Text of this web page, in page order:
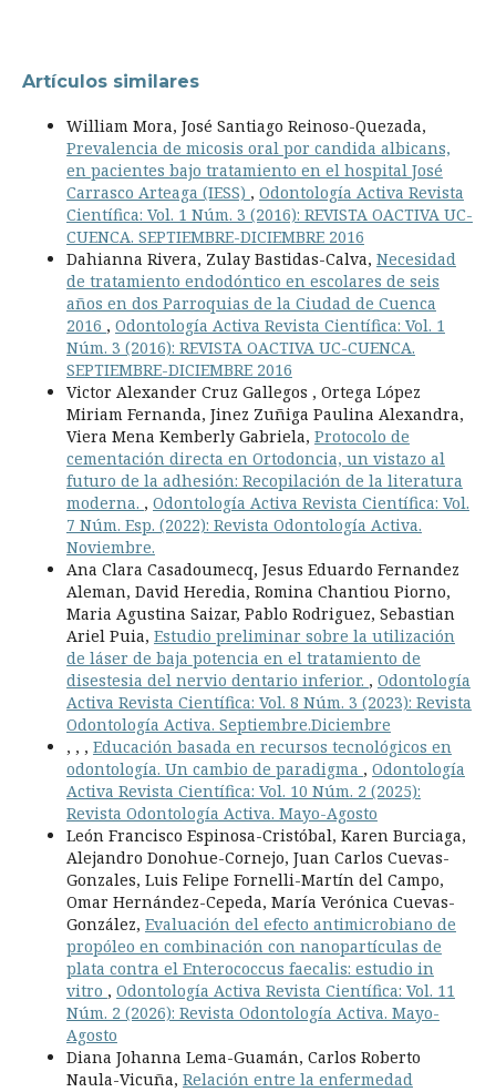
Artículos similares
William Mora, José Santiago Reinoso-Quezada,
Prevalencia de micosis oral por candida albicans,
en pacientes bajo tratamiento en el hospital José
Carrasco Arteaga (IESS) , Odontología Activa Revista
Científica: Vol. 1 Núm. 3 (2016): REVISTA OACTIVA UC-
CUENCA. SEPTIEMBRE-DICIEMBRE 2016
Dahianna Rivera, Zulay Bastidas-Calva, Necesidad
de tratamiento endodóntico en escolares de seis
años en dos Parroquias de la Ciudad de Cuenca
2016 , Odontología Activa Revista Científica: Vol. 1
Núm. 3 (2016): REVISTA OACTIVA UC-CUENCA.
SEPTIEMBRE-DICIEMBRE 2016
Victor Alexander Cruz Gallegos , Ortega López
Miriam Fernanda, Jinez Zuñiga Paulina Alexandra,
Viera Mena Kemberly Gabriela, Protocolo de
cementación directa en Ortodoncia, un vistazo al
futuro de la adhesión: Recopilación de la literatura
moderna. , Odontología Activa Revista Científica: Vol.
7 Núm. Esp. (2022): Revista Odontología Activa.
Noviembre.
Ana Clara Casadoumecq, Jesus Eduardo Fernandez
Aleman, David Heredia, Romina Chantiou Piorno,
Maria Agustina Saizar, Pablo Rodriguez, Sebastian
Ariel Puia, Estudio preliminar sobre la utilización
de láser de baja potencia en el tratamiento de
disestesia del nervio dentario inferior. , Odontología
Activa Revista Científica: Vol. 8 Núm. 3 (2023): Revista
Odontología Activa. Septiembre.Diciembre
, , , Educación basada en recursos tecnológicos en
odontología. Un cambio de paradigma , Odontología
Activa Revista Científica: Vol. 10 Núm. 2 (2025):
Revista Odontología Activa. Mayo-Agosto
León Francisco Espinosa-Cristóbal, Karen Burciaga,
Alejandro Donohue-Cornejo, Juan Carlos Cuevas-
Gonzales, Luis Felipe Fornelli-Martín del Campo,
Omar Hernández-Cepeda, María Verónica Cuevas-
González, Evaluación del efecto antimicrobiano de
propóleo en combinación con nanopartículas de
plata contra el Enterococcus faecalis: estudio in
vitro , Odontología Activa Revista Científica: Vol. 11
Núm. 2 (2026): Revista Odontología Activa. Mayo-
Agosto
Diana Johanna Lema-Guamán, Carlos Roberto
Naula-Vicuña, Relación entre la enfermedad